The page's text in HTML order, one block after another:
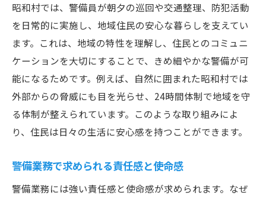
昭和村では、警備員が朝夕の巡回や交通整理、防犯活動
を日常的に実施し、地域住民の安心な暮らしを支えてい
ます。これは、地域の特性を理解し、住民とのコミュニ
ケーションを大切にすることで、きめ細やかな警備が可
能になるためです。例えば、自然に囲まれた昭和村では
外部からの脅威にも目を光らせ、24時間体制で地域を守
る体制が整えられています。このような取り組みによ
り、住民は日々の生活に安心感を持つことができます。
警備業務で求められる責任感と使命感
警備業務には強い責任感と使命感が求められます。なぜ